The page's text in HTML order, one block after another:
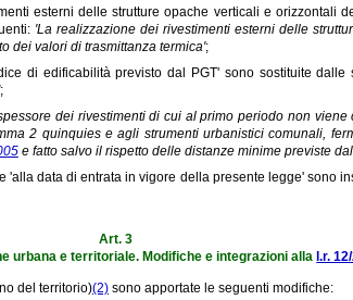
esterni delle strutture opache verticali e orizzontali
'La realizzazione dei rivestimenti esterni delle
dei valori di trasmittanza termica';
di edificabilità previsto dal PGT' sono sostituite dalle
;
dei rivestimenti di cui al primo periodo non
2 quinquies e agli strumenti urbanistici comunali,
e fatto salvo il rispetto delle distanze minime previste dal
data di entrata in vigore della presente legge' sono
Art. 3
urbana e territoriale. Modifiche e integrazioni alla l.r.
del territorio)(2) sono apportate le seguenti modifiche: